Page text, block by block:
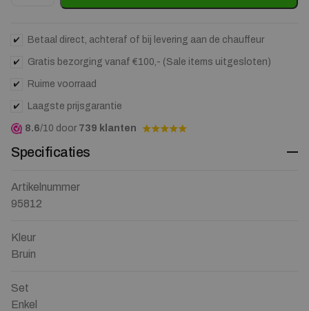
Betaal direct, achteraf of bij levering aan de chauffeur
Gratis bezorging vanaf €100,- (Sale items uitgesloten)
Ruime voorraad
Laagste prijsgarantie
8.6/10 door 739 klanten
Specificaties
Artikelnummer
95812
Kleur
Bruin
Set
Enkel